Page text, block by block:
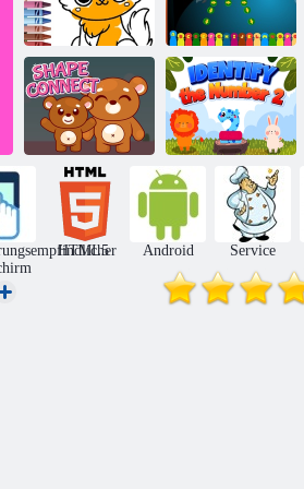
Niedliche Tiere
zum Ausmalen
ABC-Tiere
Formverbindung
Identifizieren Sie
Nummer 2
HTML5 Android Service